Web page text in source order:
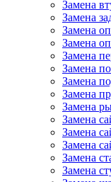
Замена
Замена
Замена
Замена
Замена
Замена
Замена
Замена
Замена
Замена
Замена
Замена
Замена
Замена